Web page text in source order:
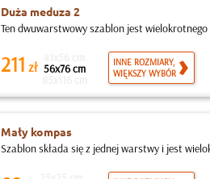
Duża meduza 2
Ten dwuwarstwowy szablon jest
211 zł 56x76 cm
INNE ROZMIARY,
WIĘKSZY WYBÓR
Mały kompas
Szablon składa się z jednej warstwy i jest